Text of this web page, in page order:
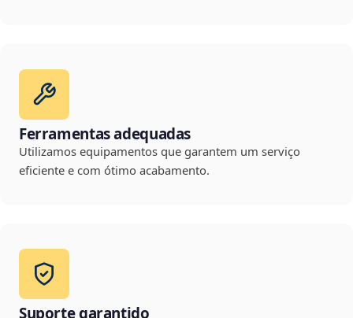
Ferramentas adequadas
Utilizamos equipamentos que garantem um serviço
eficiente e com ótimo acabamento.
Suporte garantido